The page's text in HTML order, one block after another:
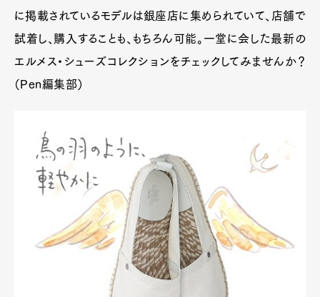
に掲載されているモデルは銀座店に集められていて、店舗で
試着し、購入することも、もちろん可能。一堂に会した最新の
エルメス・シューズコレクションをチェックしてみませんか？
（Pen編集部）